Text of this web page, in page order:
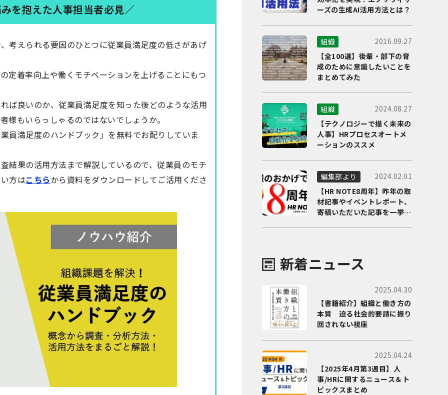
を抱えた人事担当者必見／
考えられる要因のひとつに従業員満足度の低さがあげ
定着率向上や働くモチベーションを上げることにもつ
ば良いのか、従業員満足度を知った後どのような活用
様もいらっしゃるのではないでしょうか。
員満足度のハンドブック」を無料でお配りしていま
結果の活用方法まで解説しているので、従業員のモチ
方はこちらから資料をダウンロードしてご活用くださ
ーズの生成AI活用方法とは？
組織
2016.09.27
【全100選】後輩・部下の育
成のために意識したいことを
まとめてみた
組織
2024.08.27
【テクノロジーで描く未来の
人事】HRプロセスオートメ
ーションのススメ
編集部より
2024.02.01
【HR NOTE8周年】昨年の取
材記事やイベントレポート、
寄稿いただいた記事を一挙に
新着ニュース
2025.04.30
【書籍紹介】組織と働き方の
本質 迫る社会的要請に振り
回されない視座
2025.04.24
【2025年4月第3週目】人
事/HRに関するニュース＆ト
ピックスまとめ